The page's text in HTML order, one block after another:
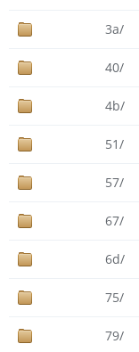
3a/
40/
4b/
51/
57/
67/
6d/
75/
79/